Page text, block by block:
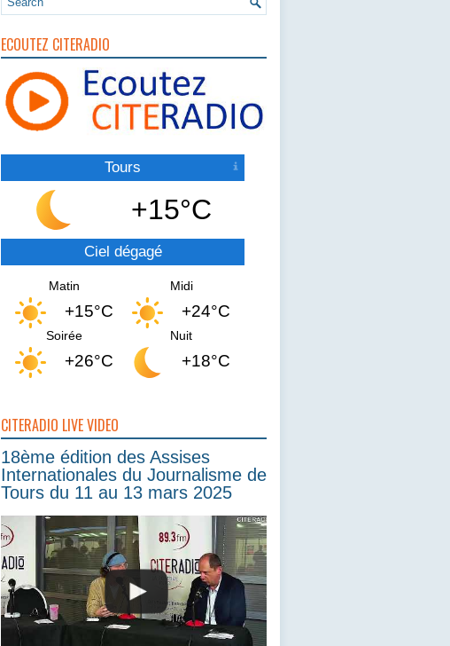
ECOUTEZ CITERADIO
Tours
+15°C
Ciel dégagé
Matin
+15°C
Midi
+24°C
Soirée
+26°C
Nuit
+18°C
CITERADIO LIVE VIDEO
18ème édition des Assises
Internationales du Journalisme de
Tours du 11 au 13 mars 2025